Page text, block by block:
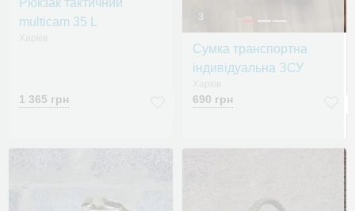
multicam 35 L
1 365 грн
3
Сумка транспортна
індивідуальна ЗСУ
690 грн